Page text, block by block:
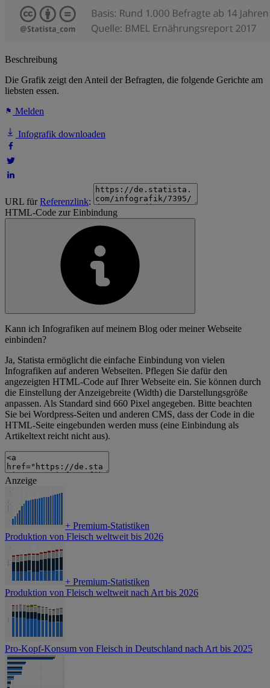
Beschreibung
Die Grafik zeigt den Anteil der Befragten, die folgende Gerichte am
liebsten essen.
Melden
Infografik downloaden
URL fürReferenzlink:
HTML-Code zur Einbindung
Kann ich Infografiken auf meinem Blog oder meiner Webseite
einbinden?
Ja, Statista ermöglicht die einfache Einbindung von vielen
Infografiken auf anderen Webseiten. Pflegen Sie dafür den
angezeigten HTML-Code auf Ihrer Webseite ein. Sie können durch
die Einstellung der Anzeigebreite (Width) die Darstellungsgröße
anpassen. Als Standard sind 660 Pixel angegeben. Bitte beachten
Sie bei Wordpress-Seiten und anderen CMS, dass der Code in die
HTML-Seite eingebunden werden muss (eine Einbindung als
Artikeltext reicht nicht aus).
Anzeige
+ Premium-Statistiken
Produktion von Fleisch weltweit bis 2026
+ Premium-Statistiken
Produktion von Fleisch weltweit nach Art bis 2026
Pro-Kopf-Konsum von Fleisch in Deutschland nach Art bis 2025